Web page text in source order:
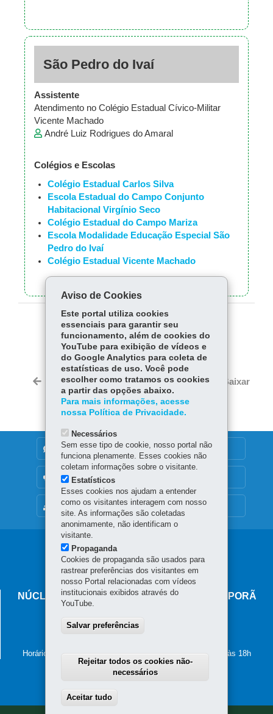
São Pedro do Ivaí
Assistente
Atendimento no Colégio Estadual Cívico-Militar
Vicente Machado
André Luiz Rodrigues do Amaral
Colégios e Escolas
Colégio Estadual Carlos Silva
Escola Estadual do Campo Conjunto
Habitacional Virgínio Seco
Colégio Estadual do Campo Mariza
Escola Modalidade Educação Especial São
Pedro do Ivaí
Colégio Estadual Vicente Machado
COMPARTILHE:
Fa
ce
bo
ok
Tw
itt
er
W
ha
ts
p
Voltar Início Imprimir Baixar
MAPA DO SITE
DENUNCIE CORRUPÇÃO
OUVIDORIA
Navegação
principal
NÚCLEO REGIONAL DE EDUCAÇÃO DE IVAIPORÃ
86.870-000-Ivaiporã
Horário de atendimento: de segunda a sexta-feira, das 8h às 18h
Aviso de Cookies
Este portal utiliza cookies
essenciais para garantir seu
funcionamento, além de cookies do
YouTube para exibição de vídeos e
do Google Analytics para coleta de
estatísticas de uso. Você pode
escolher como tratamos os cookies
a partir das opções abaixo.
Para mais informações, acesse
nossa Política de Privacidade.
Necessários
Sem esse tipo de cookie, nosso portal não
funciona plenamente. Esses cookies não
coletam informações sobre o visitante.
Estatísticos
Esses cookies nos ajudam a entender
como os visitantes interagem com nosso
site. As informações são coletadas
anonimamente, não identificam o
visitante.
Propaganda
Cookies de propaganda são usados para
rastrear preferências dos visitantes em
nosso Portal relacionadas com vídeos
institucionais exibidos através do
YouTube.
Salvar preferências
Rejeitar todos os cookies não-
necessários
Aceitar tudo